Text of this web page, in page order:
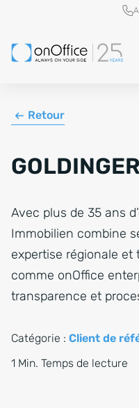
Retour
Avec plus de 35 ans
Immobilien combine
expertise régionale
comme onOffice
transparence et
Catégorie : Client de
1 Min. Temps de lecture